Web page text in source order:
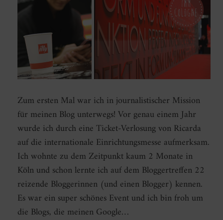
Zum ersten Mal war ich in journalistischer Mission
für meinen Blog unterwegs! Vor genau einem Jahr
wurde ich durch eine Ticket-Verlosung von Ricarda
auf die internationale Einrichtungsmesse aufmerksam.
Ich wohnte zu dem Zeitpunkt kaum 2 Monate in
Köln und schon lernte ich auf dem Bloggertreffen 22
reizende Bloggerinnen (und einen Blogger) kennen.
Es war ein super schönes Event und ich bin froh um
die Blogs, die meinen Google…